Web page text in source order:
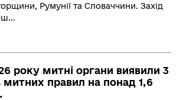
Румунії та Словаччини. Захід
року митні органи виявили 3
правил на понад 1,6